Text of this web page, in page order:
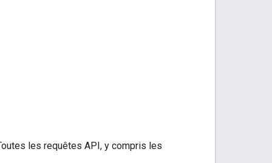
les requêtes API, y compris les